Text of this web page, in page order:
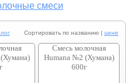
смеси
Сортировать по названию | цене
Смесь молочная
Humana №2 (Хумана)
600г